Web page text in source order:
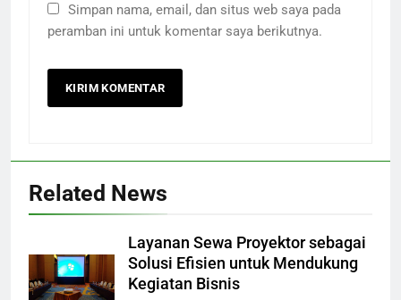
Simpan nama, email, dan situs web saya pada
peramban ini untuk komentar saya berikutnya.
Related News
Layanan Sewa Proyektor sebagai
Solusi Efisien untuk Mendukung
Kegiatan Bisnis